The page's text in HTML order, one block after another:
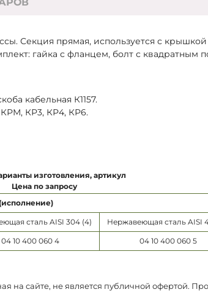
Секция прямая, используется с
гайка с фланцем, болт с квадратным
кабельная К1157.
КР3, КР4, КР6.
изготовления, артикул
Цена по запросу
сталь AISI 304 (4) Нержавеющая сталь AISI
04 10 400 060 4 04 10 400 060 5
сайте, не является публичной офертой.